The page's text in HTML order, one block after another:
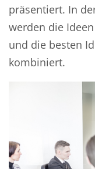
präsentiert. In
werden die
und die besten
kombiniert.